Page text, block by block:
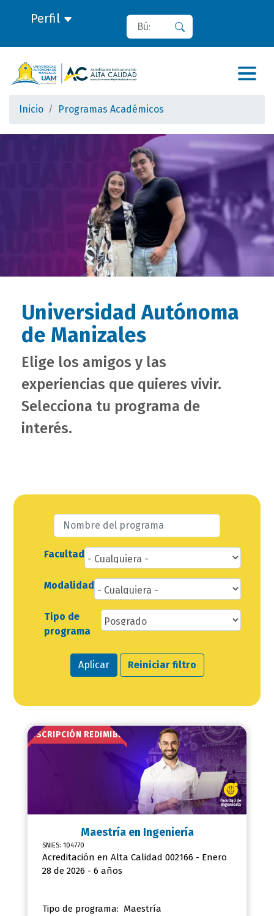
Perfil Buscar
Inicio Programas Académicos
Universidad Autónoma
de Manizales
Elige los amigos y las
experiencias que quieres vivir.
Selecciona tu programa de
interés.
Facultad
Modalidad
Tipo de
programa
Aplicar Reiniciar filtro
INSCRIPCIÓN REDIMIBLE
Maestría en Ingeniería
SNIES: 104770
Acreditación en Alta Calidad 002166 - Enero
28 de 2026 - 6 años
Tipo de programa: Maestría